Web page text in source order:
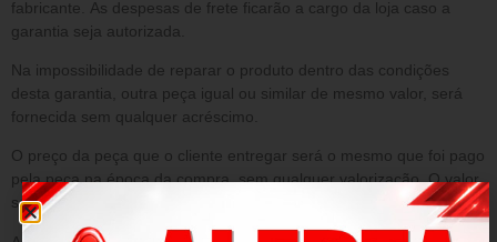
fabricante. As despesas de frete ficarão a cargo da loja caso a
garantia seja autorizada.
Na impossibilidade de reparar o produto dentro das condições
desta garantia, outra peça igual ou similar de mesmo valor, será
fornecida sem qualquer acréscimo.
O preço da peça que o cliente entregar será o mesmo que foi pago
pela peça na época da compra, sem qualquer valorização. O valor
será o que constar no sistema da loja.